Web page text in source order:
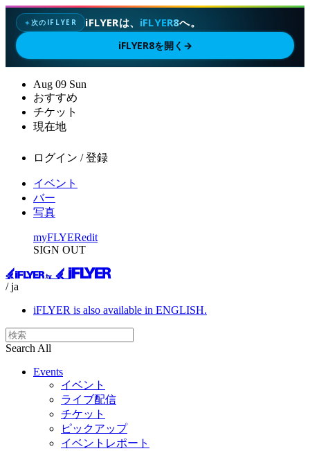
✦次のIFLYER iFLYERは、 iFLYER8へ。
iFLYER8を開く →
Aug 09 Sun
おすすめ
チケット
現在地
ログイン / 登録
イベント
バー
写真
myFLYERedit
SIGN OUT
/ ja
iFLYER is also available in ENGLISH.
Search All
Events
イベント
ライブ配信
チケット
ピックアップ
イベントレポート